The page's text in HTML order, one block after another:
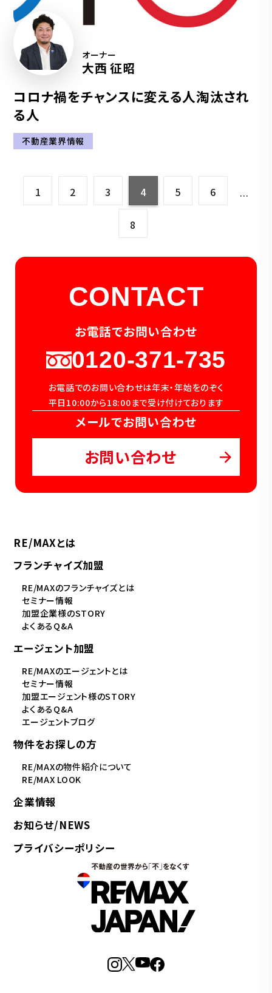
オーナー
大西 征昭
コロナ禍をチャンスに変える人淘汰され
る人
不動産業界情報
1 2 3 4 5 6 …
8
CONTACT
お電話でお問い合わせ
0120-371-735
お電話でのお問い合わせは年末・年始をのぞく
平日10:00から18:00まで受け付けております
メールでお問い合わせ
お問い合わせ
RE/MAXとは
フランチャイズ加盟
RE/MAXのフランチャイズとは
セミナー情報
加盟企業様のSTORY
よくあるQ&A
エージェント加盟
RE/MAXのエージェントとは
セミナー情報
加盟エージェント様のSTORY
よくあるQ&A
エージェントブログ
物件をお探しの方
RE/MAXの物件紹介について
RE/MAX LOOK
企業情報
お知らせ/NEWS
プライバシーポリシー